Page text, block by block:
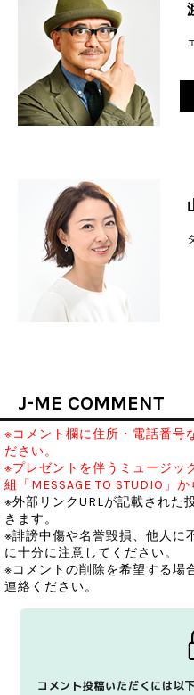
J-ME COMMENT
※コメント欄に住所・電話番号
ださい。
※プレゼントを伴うミュージッ
組「MESSAGE TO STUDIO」か
※外部リンクURLが記載された
きます。
※誹謗中傷や名誉毀損、他人に
に十分に注意してください。
※コメントの削除を希望する場
連絡ください。
コメント投稿いただくには以